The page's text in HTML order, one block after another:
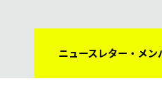
ニュースレター・メン